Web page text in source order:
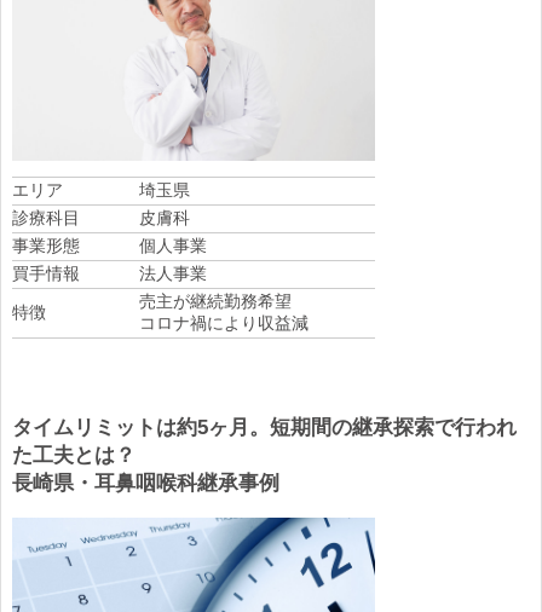
エリア
埼玉県
診療科目
皮膚科
事業形態
個人事業
買手情報
法人事業
特徴
売主が継続勤務希望
コロナ禍により収益減
タイムリミットは約5ヶ月。短期間の継承探索で行われ
た工夫とは？
長崎県・耳鼻咽喉科継承事例